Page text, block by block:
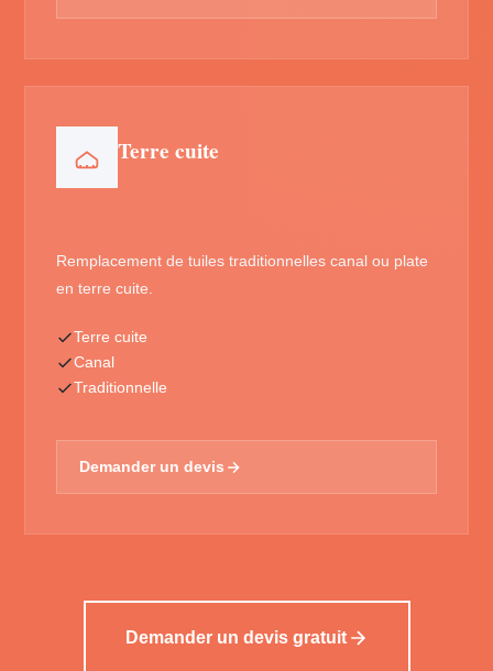
Terre cuite
Remplacement de tuiles traditionnelles canal ou plate
en terre cuite.
Terre cuite
Canal
Traditionnelle
Demander un devis
Demander un devis gratuit